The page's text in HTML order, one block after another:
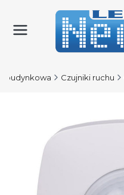
budynkowa Czujniki ruchu